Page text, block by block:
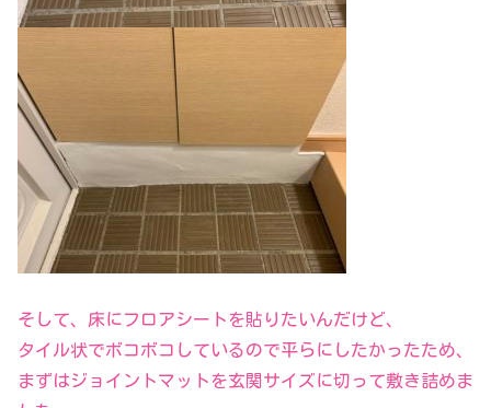
そして、床にフロアシートを貼りたいんだけど、
タイル状でボコボコしているので平らにしたかったため、
まずはジョイントマットを玄関サイズに切って敷き詰めま